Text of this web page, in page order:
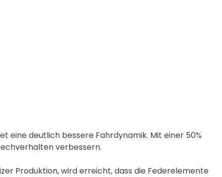
deutlich bessere Fahrdynamik. Mit einer 50%
verbessern.
Produktion, wird erreicht, dass die Federelemente